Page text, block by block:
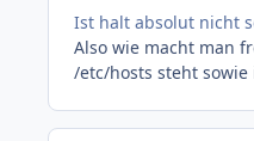
Ist halt absolut nicht
Also wie macht man
/etc/hosts steht sowie